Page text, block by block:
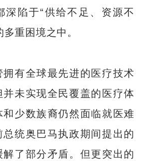
深陷于“供给不足、资源不
重困境之中。
有全球最先进的医疗技术
未实现全民覆盖的医疗体
少数族裔仍然面临就医难
统奥巴马执政期间提出的
了部分矛盾。但更突出的